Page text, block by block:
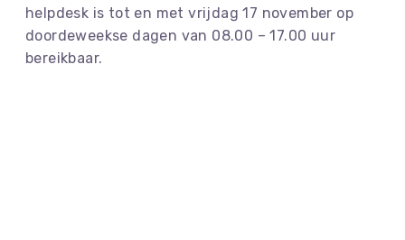
helpdesk is tot en met vrijdag 17 november op
doordeweekse dagen van 08.00 – 17.00 uur
bereikbaar.